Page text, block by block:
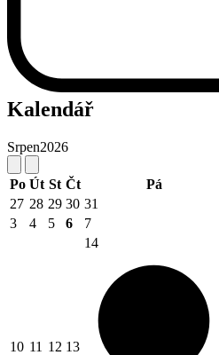
Kalendář
Srpen2026
Po Út St Čt Pá
27 28 29 30 31
3
4 5 6 7
10 11 12 13
14